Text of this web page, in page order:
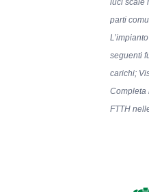
luci scale
parti
seguenti
carichi;
Completa
FTTH